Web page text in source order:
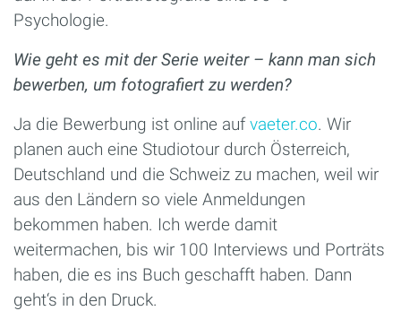
Psychologie.
Wie geht es mit der Serie weiter – kann man sich
bewerben, um fotografiert zu werden?
Ja die Bewerbung ist online aufvaeter.co. Wir
planen auch eine Studiotour durch Österreich,
Deutschland und die Schweiz zu machen, weil wir
aus den Ländern so viele Anmeldungen
bekommen haben. Ich werde damit
weitermachen, bis wir 100 Interviews und Porträts
haben, die es ins Buch geschafft haben. Dann
geht‘s in den Druck.